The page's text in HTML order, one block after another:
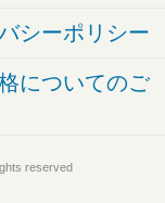
シーポリシー
についてのご
reserved